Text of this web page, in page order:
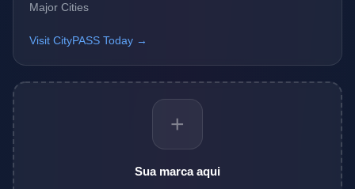
Major Cities
Visit CityPASS Today →
+
Sua marca aqui